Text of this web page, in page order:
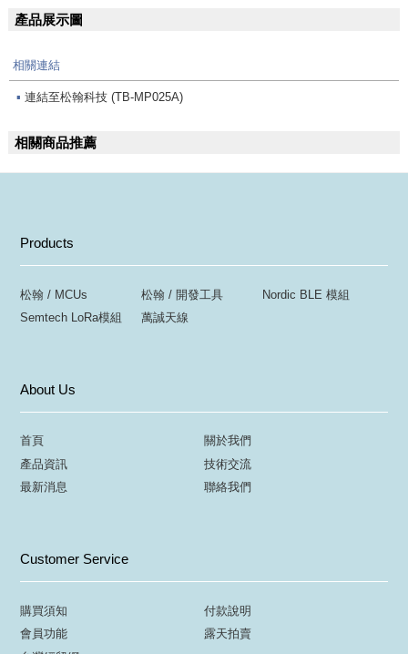
產品展示圖
相關連結
▪ 連結至松翰科技 (TB-MP025A)
相關商品推薦
Products
松翰 / MCUs 松翰 / 開發工具
Nordic BLE 模組
Semtech LoRa模組
萬誠天線
About Us
首頁
關於我們
產品資訊
技術交流
最新消息
聯絡我們
Customer Service
購買須知
付款說明
會員功能
露天拍賣